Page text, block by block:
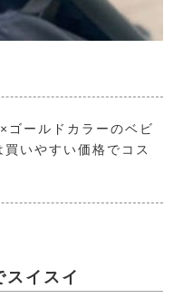
ゴールドカラーのベビ
いやすい価格でコス
スイスイ